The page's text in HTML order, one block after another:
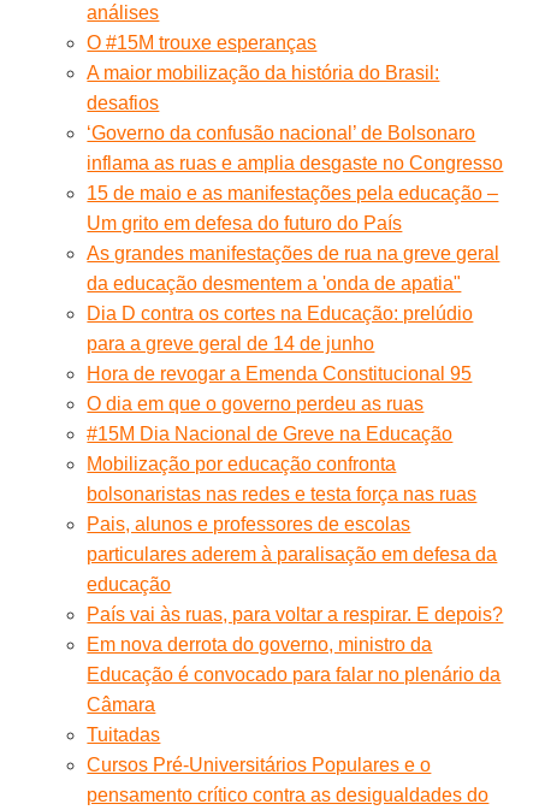
análises
O #15M trouxe esperanças
A maior mobilização da história do Brasil:
desafios
‘Governo da confusão nacional’ de Bolsonaro
inflama as ruas e amplia desgaste no Congresso
15 de maio e as manifestações pela educação –
Um grito em defesa do futuro do País
As grandes manifestações de rua na greve geral
da educação desmentem a 'onda de apatia"
Dia D contra os cortes na Educação: prelúdio
para a greve geral de 14 de junho
Hora de revogar a Emenda Constitucional 95
O dia em que o governo perdeu as ruas
#15M Dia Nacional de Greve na Educação
Mobilização por educação confronta
bolsonaristas nas redes e testa força nas ruas
Pais, alunos e professores de escolas
particulares aderem à paralisação em defesa da
educação
País vai às ruas, para voltar a respirar. E depois?
Em nova derrota do governo, ministro da
Educação é convocado para falar no plenário da
Câmara
Tuitadas
Cursos Pré-Universitários Populares e o
pensamento crítico contra as desigualdades do